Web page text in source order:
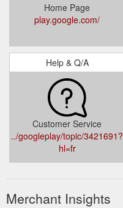
Home Page
play.google.com/
Help & Q/A
Customer Service
../googleplay/topic/3421691?
hl=fr
Merchant Insights